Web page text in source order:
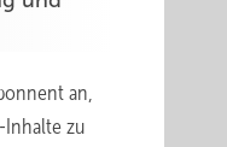
an,
Inhalte zu